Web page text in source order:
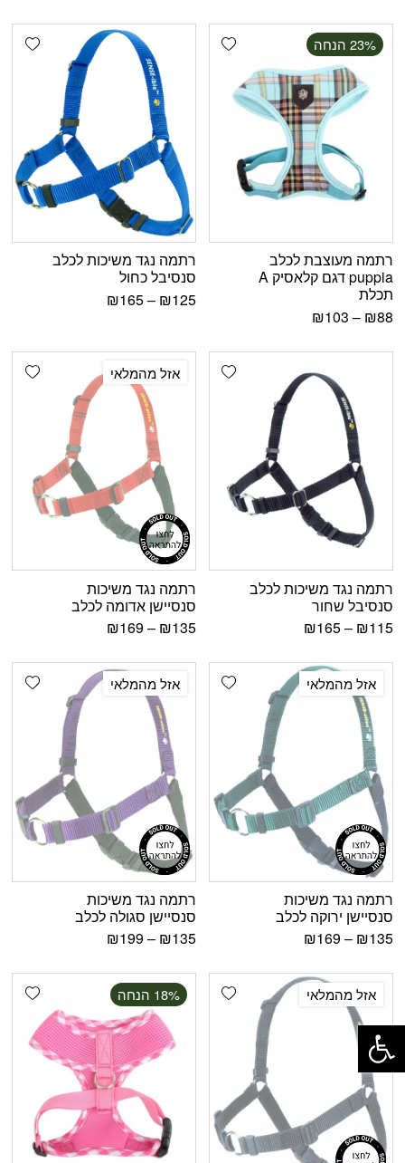
Add wishlist ‫23% הנחה
רתמה מעוצבת לכלב
puppia דגם קלאסיק A
תכלת
₪88
–
₪103
רתמה נגד משיכות לכלב
סנסיבל כחול
₪125
–
₪165
Add wishlist
רתמה נגד משיכות לכלב
סנסיבל שחור
₪115
–
₪165
אזל מהמלאי
רתמה נגד משיכות
סנסיישן אדומה לכלב
₪135
–
₪169
Add wishlist אזל מהמלאי
רתמה נגד משיכות
סנסיישן ירוקה לכלב
₪135
–
₪169
אזל מהמלאי
רתמה נגד משיכות
סנסיישן סגולה לכלב
₪135
–
₪199
Add wishlist אזל מהמלאי ‫18% הנחה
פתח סרגל נגישות